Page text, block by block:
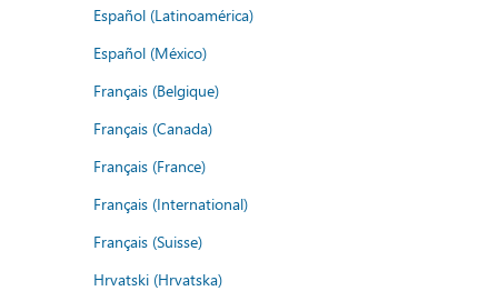
Español (Latinoamérica)
Español (México)
Français (Belgique)
Français (Canada)
Français (France)
Français (International)
Français (Suisse)
Hrvatski (Hrvatska)